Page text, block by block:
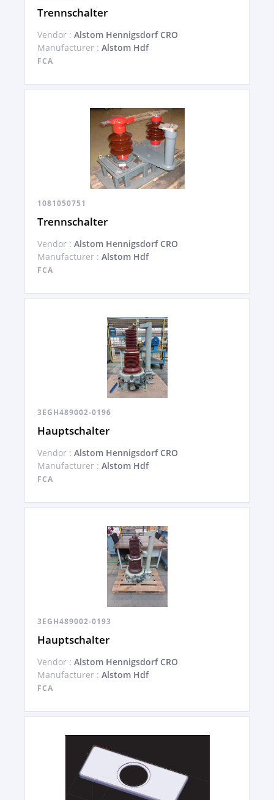
Trennschalter
Vendor : Alstom Hennigsdorf CRO
Manufacturer : Alstom Hdf
FCA
1081050751
Trennschalter
Vendor : Alstom Hennigsdorf CRO
Manufacturer : Alstom Hdf
FCA
3EGH489002-0196
Hauptschalter
Vendor : Alstom Hennigsdorf CRO
Manufacturer : Alstom Hdf
FCA
3EGH489002-0193
Hauptschalter
Vendor : Alstom Hennigsdorf CRO
Manufacturer : Alstom Hdf
FCA